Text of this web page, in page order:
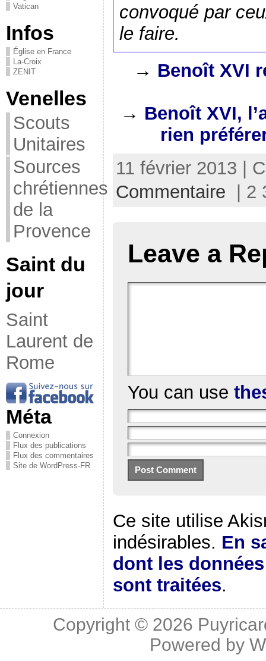
Vatican
Infos
Église en France
La-Croix
ZENIT
Venelles
Scouts
Unitaires
Sources
chrétiennes
de la
Provence
Saint du
jour
Saint
Laurent de
Rome
Méta
Connexion
Flux des publications
Flux des commentaires
Site de WordPress-FR
convoqué par
le faire.
→ Benoît XVI
→ Benoît XVI,
rien
11 février 2013 |
Commentaire | 2
Leave a
You can use
Ce site utilise
indésirables. En
dont les
sont traitées.
Copyright © 2026
Powered by